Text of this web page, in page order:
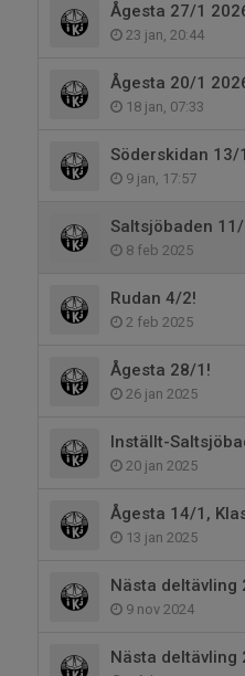
Ågesta 27/1
23 jan, 20:44
Ågesta 20/1
18 jan, 07:33
Söderskidan 13/
9 jan, 17:57
Saltsjöbaden
8 feb 2025
Rudan 4/2!
2 feb 2025
Ågesta 28/1!
26 jan 2025
Inställt-
20 jan 2025
Ågesta 14/1,
13 jan 2025
Nästa deltävling
9 nov 2024
Nästa deltävling